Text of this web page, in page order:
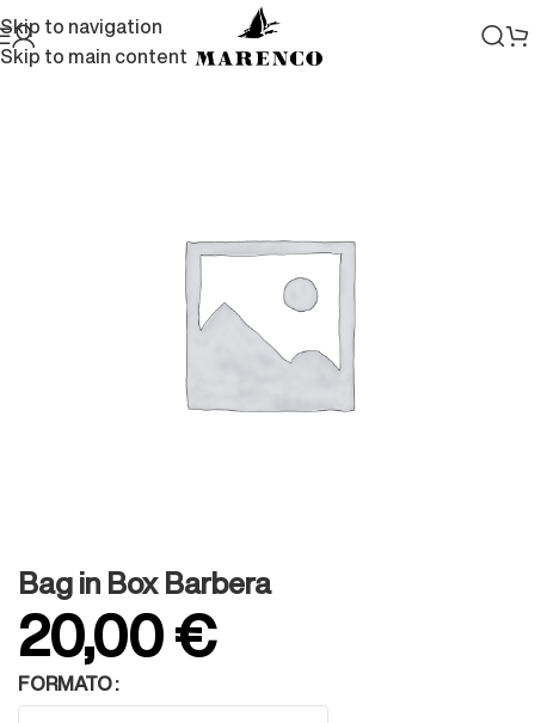
Skip to navigation
Skip to main content
Home/Vini
Bag in Box Barbera
20,00 €
FORMATO